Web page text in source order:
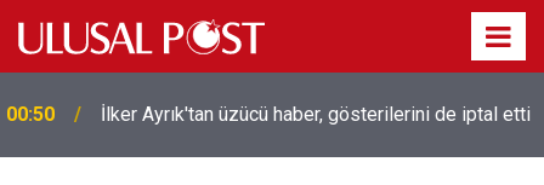
00:50 İlker Ayrık'tan üzücü haber, gösterilerini de iptal etti
00:39
Liverpool efsanesi Mısırlı yıldız Mohamed Salah
Trabzonspor ile anlaştı! Yarın geliyor